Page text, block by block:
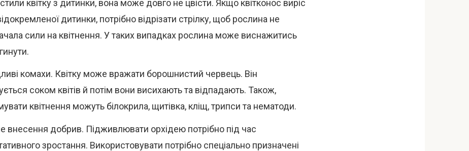
квітку з дитинки, вона може довго не цвісти. Якщо квітконос виріс
дитинки, потрібно відрізати стрілку, щоб рослина не
сили на квітнення. У таких випадках рослина може виснажитись
комахи. Квітку може вражати борошнистий червець. Він
соком квітів й потім вони висихають та відпадають. Також,
квітнення можуть білокрила, щитівка, кліщ, трипси та нематоди.
внесення добрив. Підживлювати орхідею потрібно під час
зростання. Використовувати потрібно спеціально призначені